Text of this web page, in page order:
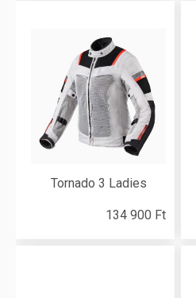
Tornado 3 Ladies
134 900 Ft